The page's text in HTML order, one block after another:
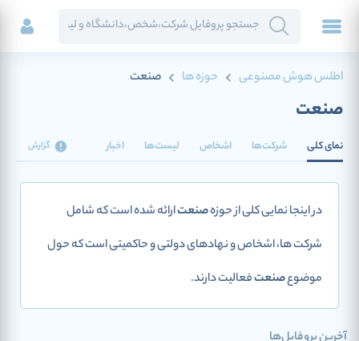
اطلس هوش مصنوعی حوزه ها صنعت
صنعت
نمای کلی شرکت‌ها اشخاص لیست‌ها اخبار گزارش
در اینجا نمایی کلی از حوزهصنعتارائه شده است که شامل
شرکت ها، اشخاص و نهادهای دولتی و حاکمیتی است که حول
موضوعصنعتفعالیت دارند.